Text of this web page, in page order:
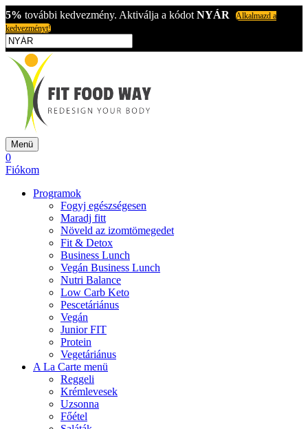
5% további kedvezmény. Aktiválja a kódot NYÁR
Alkalmazd a
kedvezményt!
Menü
0
Fiókom
Programok
Fogyj egészségesen
Maradj fitt
Növeld az izomtömegedet
Fit & Detox
Business Lunch
Vegán Business Lunch
Nutri Balance
Low Carb Keto
Pescetáriánus
Vegán
Junior FIT
Protein
Vegetáriánus
A La Carte menü
Reggeli
Krémlevesek
Uzsonna
Főétel